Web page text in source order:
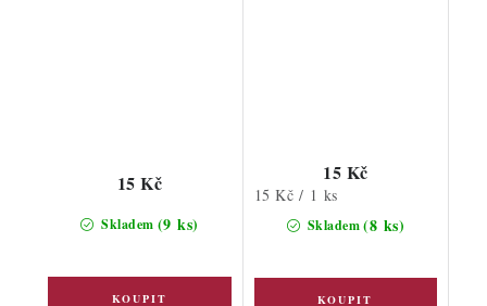
Skladem (9 ks)
15 Kč
Skladem(8 ks)
15 Kč
Měrná
15 Kč / 1 ks